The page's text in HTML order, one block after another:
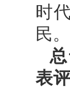
时
民。
表